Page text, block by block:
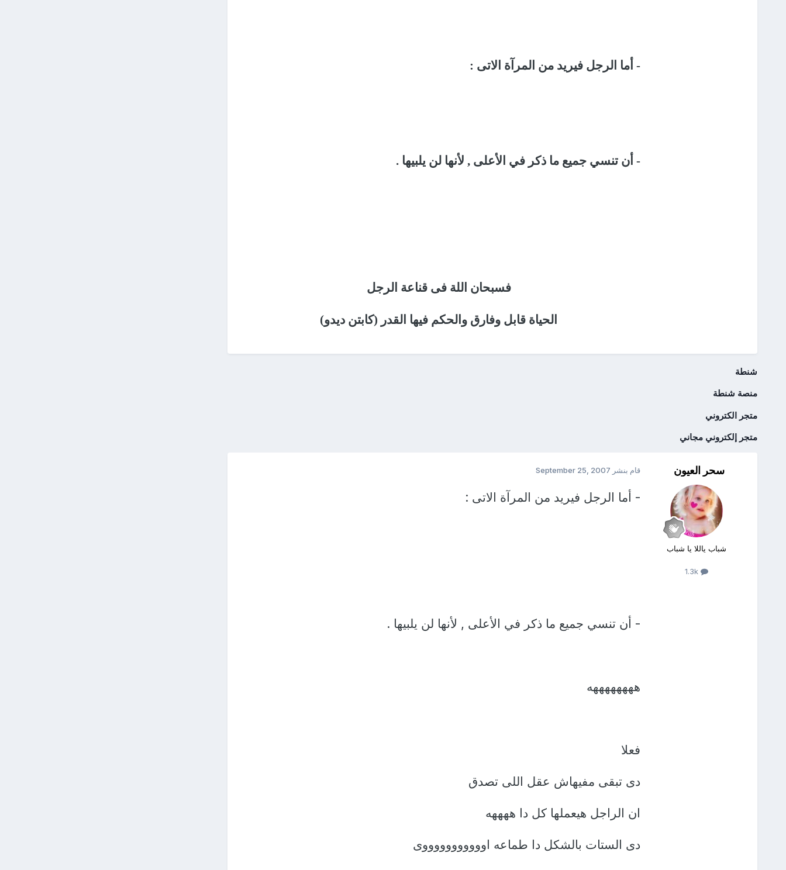
- أما الرجل فيريد من المرآة الاتى :
- أن تنسي جميع ما ذكر في الأعلى , لأنها لن يلبيها .
فسبحان اللة فى قناعة الرجل
الحياة قابل وفارق والحكم فيها القدر (كابتن ديدو)
شنطة
منصة شنطة
متجر الكتروني
متجر إلكتروني مجاني
سحر العيون
شباب ياللا يا شباب
1.3k
قام بنشر September 25, 2007
- أما الرجل فيريد من المرآة الاتى :
- أن تنسي جميع ما ذكر في الأعلى , لأنها لن يلبيها .
ههههههههه
فعلا
دى تبقى مفيهاش عقل اللى تصدق
ان الراجل هيعملها كل دا ههههه
دى الستات بالشكل دا طماعه اوووووووووووى